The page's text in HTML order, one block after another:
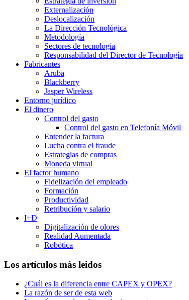
Externalización
Deslocalización
La Dirección Tecnológica
Metodología
Sectores de tecnología
Responsabilidad del Director de Tecnología
Fabricantes
Aruba
Blackberry
Jasper Wireless
Entorno jurídico
El dinero
Control del gasto
Control del gasto en Telefonía Móvil
Entender la factura
Lucha contra el fraude
Estrategias de compras
Moneda virtual
El factor humano
Fidelización del empleado
Formación
Productividad
Retribución y salario
I+D
Digitalización de olores
Realidad Aumentada
Robótica
Los artículos más leidos
¿Cuál es la diferencia entre CAPEX y OPEX?
La razón de ser de esta web